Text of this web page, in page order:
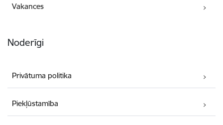
Vakances
Noderīgi
Privātuma politika
Piekļūstamība